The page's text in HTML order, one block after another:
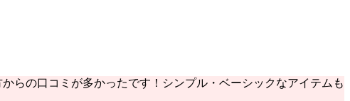
からの口コミが多かったです！シンプル・ベーシックなアイテムも